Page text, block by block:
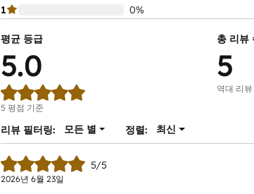
1
0%
평균 등급
5.0
5 평점 기준
총 리뷰
5
역대 리
리뷰 필터링:
모든 별 정렬: 최신
5/5
2026년 6월 23일